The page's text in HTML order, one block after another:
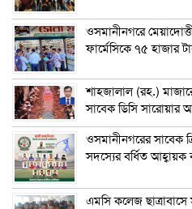
ওসমানীনগরে
ফার্মেসিকে ৭৫ হাজার
শাহজালাল (রহ.)
সাবেক ডিসি সারোয়ার
ওসমানীনগরের সাবেক
সদস্যের বর্ধিত আহ্বায়ক
এম‌সি কলেজ